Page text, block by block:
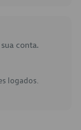
conta.
logados.